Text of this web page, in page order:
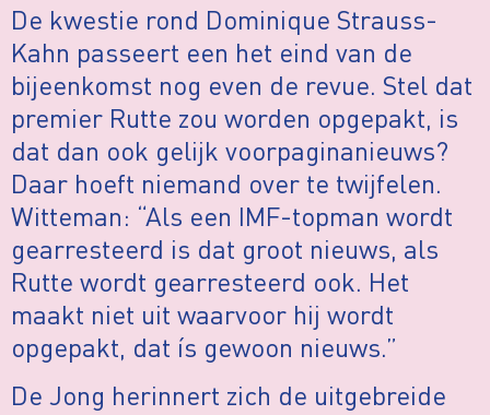
De kwestie rond Dominique Strauss-
Kahn passeert een het eind van de
bijeenkomst nog even de revue. Stel dat
premier Rutte zou worden opgepakt, is
dat dan ook gelijk voorpaginanieuws?
Daar hoeft niemand over te twijfelen.
Witteman: “Als een IMF-topman wordt
gearresteerd is dat groot nieuws, als
Rutte wordt gearresteerd ook. Het
maakt niet uit waarvoor hij wordt
opgepakt, dat ís gewoon nieuws.”
De Jong herinnert zich de uitgebreide